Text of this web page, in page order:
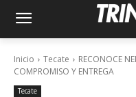
Inicio Tecate
RECONOCE
COMPROMISO Y ENTREGA
Tecate